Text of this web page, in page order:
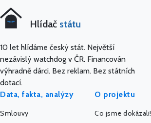
Hlídač státu
10 let hlídáme český stát. Největší
nezávislý watchdog v ČR. Financován
výhradně dárci. Bez reklam. Bez státních
dotací.
Data, fakta, analýzy
Smlouvy
O projektu
Co jsme dokázali!